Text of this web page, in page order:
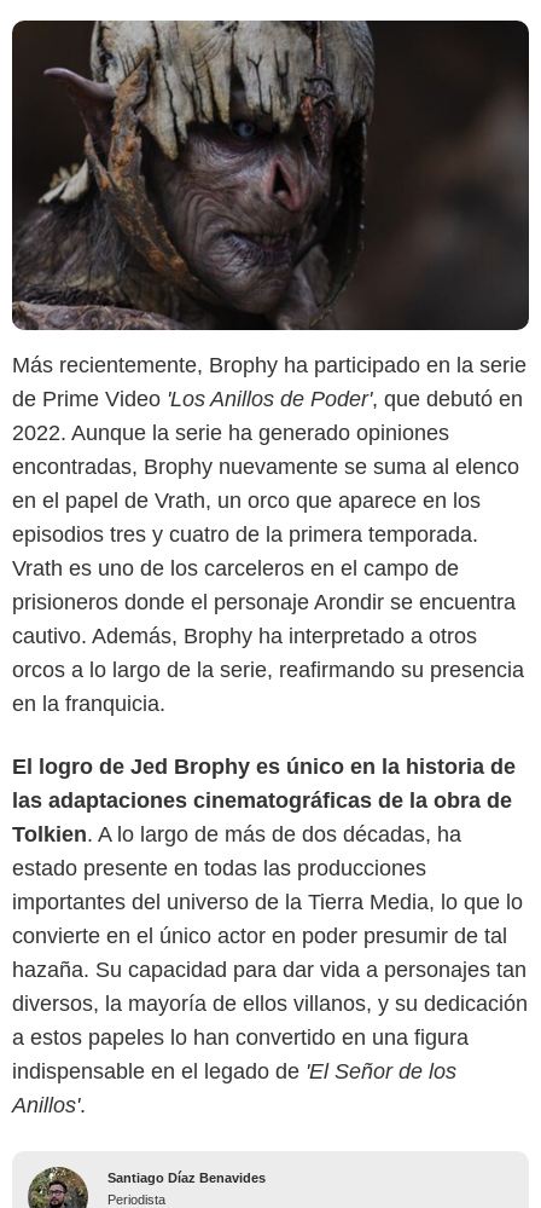
Más recientemente, Brophy ha participado en la serie
de Prime Video 'Los Anillos de Poder', que debutó en
2022. Aunque la serie ha generado opiniones
encontradas, Brophy nuevamente se suma al elenco
en el papel de Vrath, un orco que aparece en los
episodios tres y cuatro de la primera temporada.
Vrath es uno de los carceleros en el campo de
prisioneros donde el personaje Arondir se encuentra
cautivo. Además, Brophy ha interpretado a otros
orcos a lo largo de la serie, reafirmando su presencia
en la franquicia.
El logro de Jed Brophy es único en la historia de
las adaptaciones cinematográficas de la obra de
Tolkien. A lo largo de más de dos décadas, ha
estado presente en todas las producciones
importantes del universo de la Tierra Media, lo que lo
convierte en el único actor en poder presumir de tal
hazaña. Su capacidad para dar vida a personajes tan
diversos, la mayoría de ellos villanos, y su dedicación
a estos papeles lo han convertido en una figura
indispensable en el legado de 'El Señor de los
Anillos'.
Santiago Díaz Benavides
Periodista